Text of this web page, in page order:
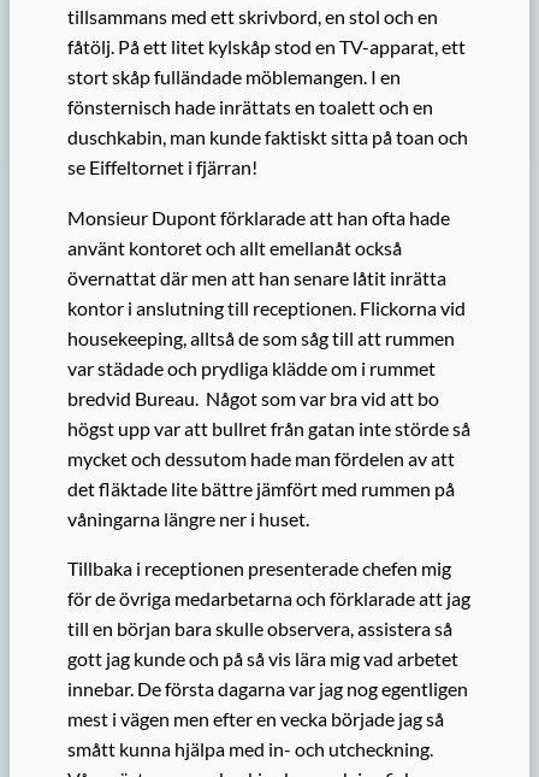
tillsammans med ett skrivbord, en stol och en
fåtölj. På ett litet kylskåp stod en TV-apparat, ett
stort skåp fulländade möblemangen. I en
fönsternisch hade inrättats en toalett och en
duschkabin, man kunde faktiskt sitta på toan och
se Eiffeltornet i fjärran!
Monsieur Dupont förklarade att han ofta hade
använt kontoret och allt emellanåt också
övernattat där men att han senare låtit inrätta
kontor i anslutning till receptionen. Flickorna vid
housekeeping, alltså de som såg till att rummen
var städade och prydliga klädde om i rummet
bredvid Bureau. Något som var bra vid att bo
högst upp var att bullret från gatan inte störde så
mycket och dessutom hade man fördelen av att
det fläktade lite bättre jämfört med rummen på
våningarna längre ner i huset.
Tillbaka i receptionen presenterade chefen mig
för de övriga medarbetarna och förklarade att jag
till en början bara skulle observera, assistera så
gott jag kunde och på så vis lära mig vad arbetet
innebar. De första dagarna var jag nog egentligen
mest i vägen men efter en vecka började jag så
smått kunna hjälpa med in- och utcheckning.